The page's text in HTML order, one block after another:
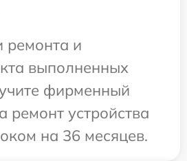
ремонта и
выполненных
фирменный
ремонт устройства
на 36 месяцев.